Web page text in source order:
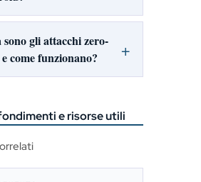
sono gli attacchi zero-
come funzionano?
e risorse utili